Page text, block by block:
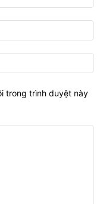
trong trình duyệt này